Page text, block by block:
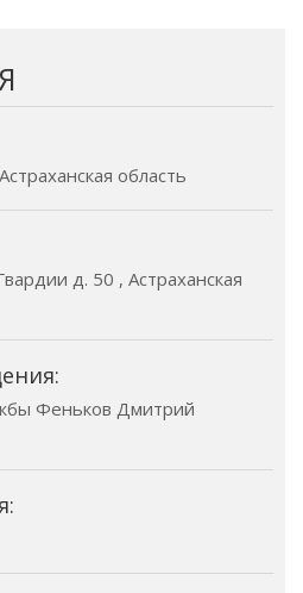
область
д. 50 , Астраханская
Феньков Дмитрий